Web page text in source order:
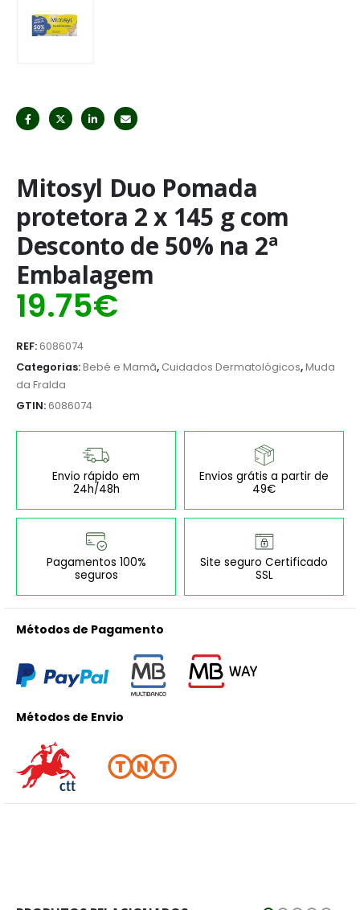
Mitosyl Duo Pomada
protetora 2 x 145 g com
Desconto de 50% na 2ª
Embalagem
19.75€
REF:6086074
Categorias:Bebé e Mamã, Cuidados Dermatológicos,Muda
da Fralda
GTIN:6086074
Envio rápido em
24h/48h
Envios grátis a partir de
49€
Pagamentos 100%
seguros
Site seguro Certificado
SSL
Métodos de Pagamento
Métodos de Envio